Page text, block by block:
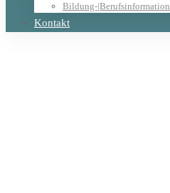
Bildung-|Berufsinformation
Kontakt